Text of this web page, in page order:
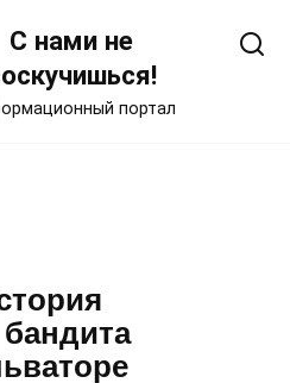
С нами не
портал